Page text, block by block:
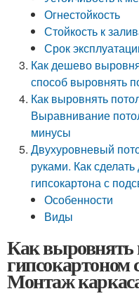
Огнестойкость
Стойкость к
Срок
Как дешево
способ выровнять
Как выровнять
Выравнивание
минусы
Двухуровневый
руками. Как
гипсокартона с
Особенности
Виды
Как выровнять
Монтаж